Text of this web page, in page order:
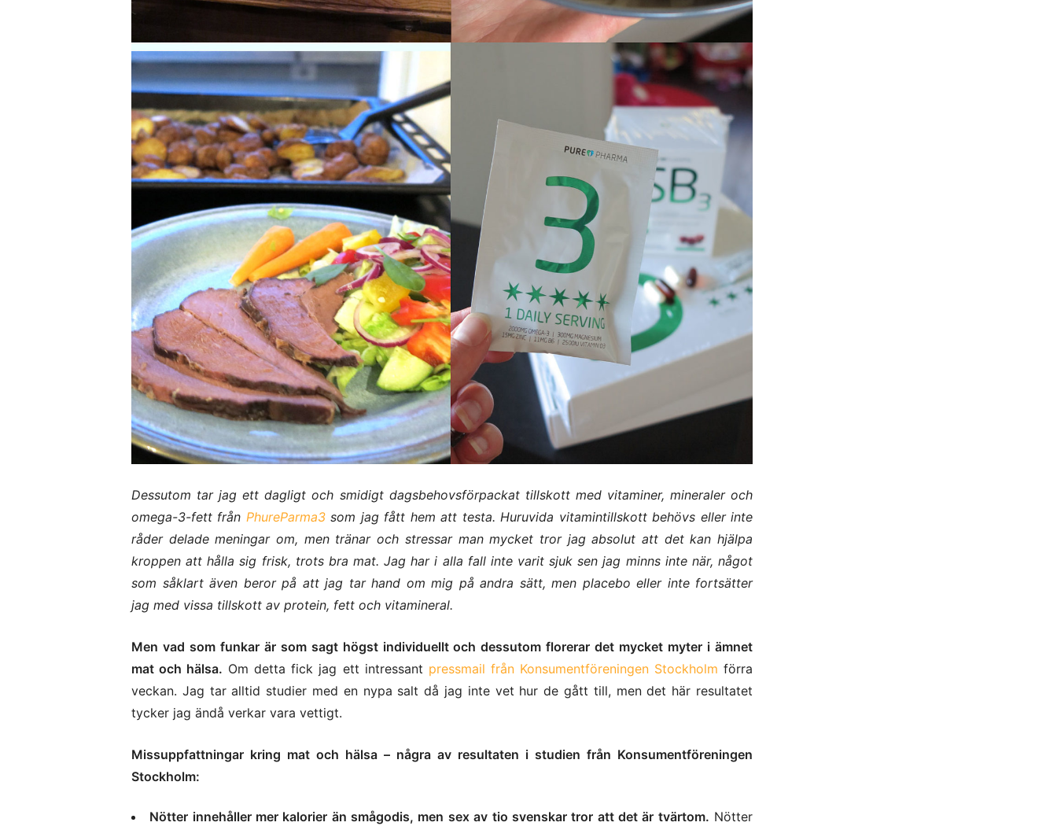
Dessutom tar jag ett dagligt och smidigt dagsbehovsförpackat tillskott med vitaminer, mineraler och
omega-3-fett från PhureParma3som jag fått hem att testa. Huruvida vitamintillskott behövs eller inte
råder delade meningar om, men tränar och stressar man mycket tror jag absolut att det kan hjälpa
kroppen att hålla sig frisk, trots bra mat. Jag har i alla fall inte varit sjuk sen jag minns inte när, något
som såklart även beror på att jag tar hand om mig på andra sätt, men placebo eller inte fortsätter
jag med vissa tillskott av protein, fett och vitamineral.
Men vad som funkar är som sagt högst individuellt och dessutom florerar det mycket myter i ämnet
mat och hälsa. Om detta fick jag ett intressant pressmail från Konsumentföreningen Stockholm förra
veckan. Jag tar alltid studier med en nypa salt då jag inte vet hur de gått till, men det här resultatet
tycker jag ändå verkar vara vettigt.
Missuppfattningar kring mat och hälsa – några av resultaten i studien från Konsumentföreningen
Stockholm:
Nötter innehåller mer kalorier än smågodis, men sex av tio svenskar tror att det är tvärtom. Nötter